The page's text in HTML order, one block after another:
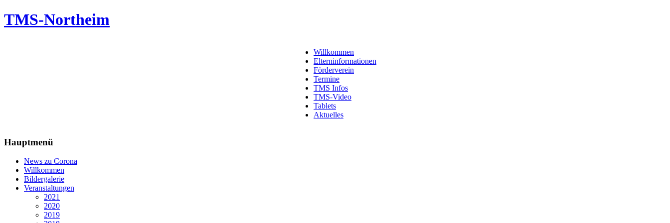
TMS-Northeim
Willkommen
Elterninformationen
Förderverein
Termine
TMS Infos
TMS-Video
Tablets
Aktuelles
Hauptmenü
News zu Corona
Willkommen
Bildergalerie
Veranstaltungen
2021
2020
2019